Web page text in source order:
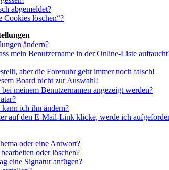
abgemeldet?
löschen“?
ändern?
mein Benutzername in der Online-Liste
aber die Forenuhr geht immer noch falsch!
Board nicht zur Auswahl!
meinem Benutzernamen angezeigt werden?
ich ihn ändern?
auf den E-Mail-Link klicke, werde ich
oder eine Antwort?
oder löschen?
eine Signatur anfügen?